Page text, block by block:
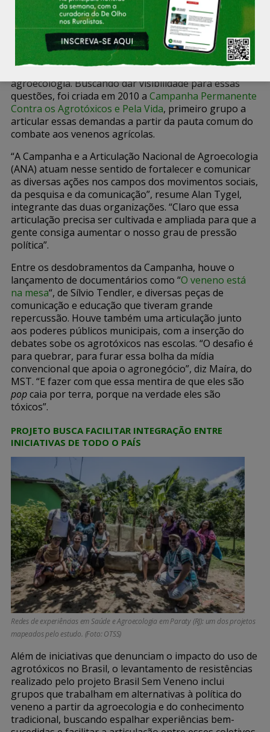
Durante os anos 2000, o avanço acelerado do
agronegócio e a utilização de agrotóxicos em larga
escala acenderam um sinal de alerta para diversas
organizações da sociedade civil. Faltavam ferramentas
e fóruns que pudessem agregar as diversas iniciativas
de luta contra os agrotóxicos e em defesa da
agroecologia. Buscando dar visibilidade para essas
questões, foi criada em 2010 a Campanha Permanente
Contra os Agrotóxicos e Pela Vida, primeiro grupo a
articular essas demandas a partir da pauta comum do
combate aos venenos agrícolas.
“A Campanha e a Articulação Nacional de Agroecologia
(ANA) atuam nesse sentido de fortalecer e comunicar
as diversas ações nos campos dos movimentos sociais,
da pesquisa e da comunicação”, resume Alan Tygel,
integrante das duas organizações. “Claro que essa
articulação precisa ser cultivada e ampliada para que a
gente consiga aumentar o nosso grau de pressão
política”.
Entre os desdobramentos da Campanha, houve o
lançamento de documentários como “O veneno está
na mesa“, de Sílvio Tendler, e diversas peças de
comunicação e educação que tiveram grande
repercussão. Houve também uma articulação junto
aos poderes públicos municipais, com a inserção do
debates sobe os agrotóxicos nas escolas. “O desafio é
para quebrar, para furar essa bolha da mídia
convencional que apoia o agronegócio”, diz Maíra, do
MST. “E fazer com que essa mentira de que eles são
popcaia por terra, porque na verdade eles são
tóxicos”.
PROJETO BUSCA FACILITAR INTEGRAÇÃO ENTRE
INICIATIVAS DE TODO O PAÍS
Redes de experiências em Saúde e Agroecologia em Paraty (RJ): um dos projetos
mapeados pelo estudo. (Foto: OTSS)
Além de iniciativas que denunciam o impacto do uso de
agrotóxicos no Brasil, o levantamento de resistências
realizado pelo projeto Brasil Sem Veneno inclui
grupos que trabalham em alternativas à política do
veneno a partir da agroecologia e do conhecimento
tradicional, buscando espalhar experiências bem-